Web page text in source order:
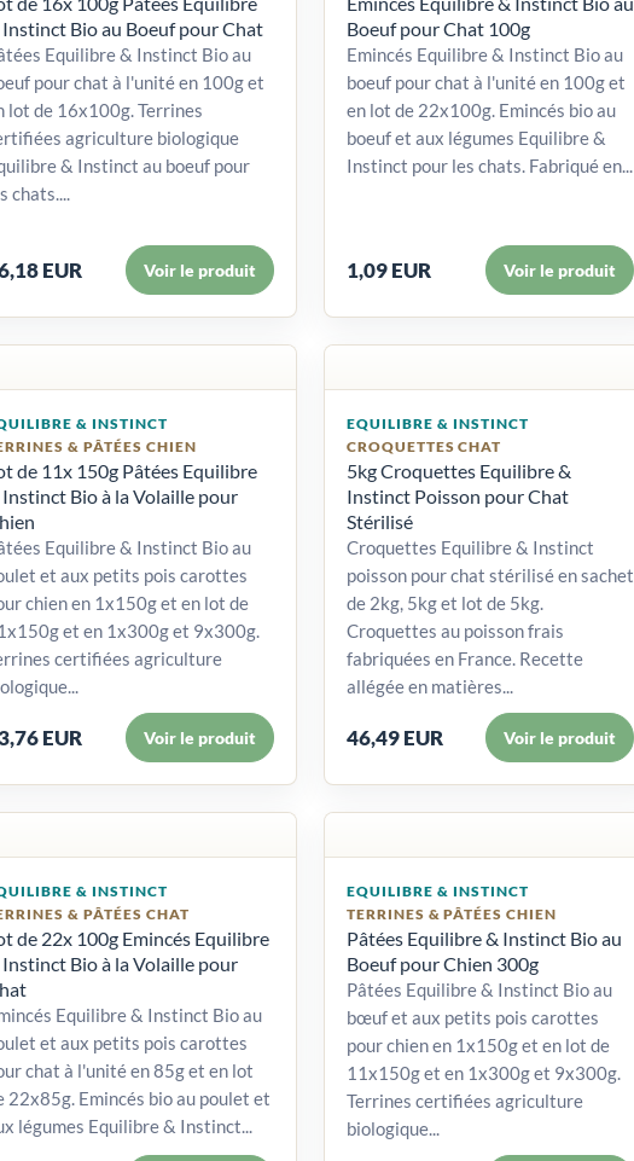
Bio au Boeuf pour Chat
Equilibre & Instinct Bio au
pour chat à l'unité en 100g et
lot de 16x100g. Terrines
agriculture biologique
& Instinct au boeuf pour
chats....
EUR Voir le produit
Boeuf pour Chat 100g
Emincés Equilibre & Instinct Bio au
boeuf pour chat à l'unité en 100g et
en lot de 22x100g. Emincés bio au
boeuf et aux légumes Equilibre &
Instinct pour les chats. Fabriqué en...
1,09 EUR Voir le produit
& INSTINCT
& PÂTÉES CHIEN
de 11x 150g Pâtées Equilibre
Bio à la Volaille pour
Equilibre & Instinct Bio au
et aux petits pois carottes
chien en 1x150g et en lot de
et en 1x300g et 9x300g.
certifiées agriculture
EUR Voir le produit
EQUILIBRE & INSTINCT
CROQUETTES CHAT
5kg Croquettes Equilibre &
Instinct Poisson pour Chat
Stérilisé
Croquettes Equilibre & Instinct
poisson pour chat stérilisé en sachet
de 2kg, 5kg et lot de 5kg.
Croquettes au poisson frais
fabriquées en France. Recette
allégée en matières...
46,49 EUR Voir le produit
& INSTINCT
& PÂTÉES CHAT
de 22x 100g Emincés Equilibre
Bio à la Volaille pour
Equilibre & Instinct Bio au
et aux petits pois carottes
chat à l'unité en 85g et en lot
22x85g. Emincés bio au poulet et
légumes Equilibre & Instinct...
EQUILIBRE & INSTINCT
TERRINES & PÂTÉES CHIEN
Pâtées Equilibre & Instinct Bio au
Boeuf pour Chien 300g
Pâtées Equilibre & Instinct Bio au
bœuf et aux petits pois carottes
pour chien en 1x150g et en lot de
11x150g et en 1x300g et 9x300g.
Terrines certifiées agriculture
biologique...